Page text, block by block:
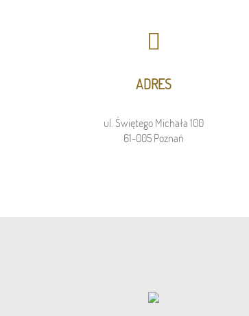
ADRES
ul. Świętego Michała 100
61-005 Poznań